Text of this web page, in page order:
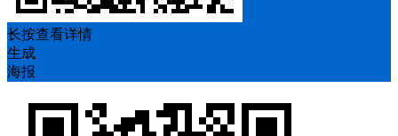
长按查看详情
生成
海报